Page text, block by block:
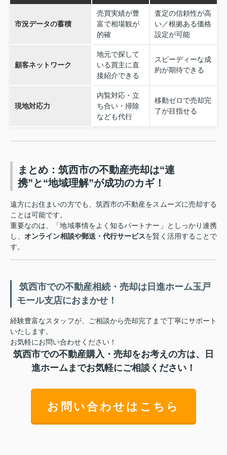
市況データの蓄積
売買実績が豊
富で相場観が
的確
査定の信頼性が高
い／根拠ある価格
設定が可能
顧客ネットワーク
地元で探して
いる買主に直
接紹介できる
スピーディーな成
約が期待できる
現地対応力
内覧対応・立
ち合い・掃除
なども代行
移動ゼロで売却完
了が目指せる
まとめ：筑西市の不動産売却は“連
携”と“地域理解”が成功のカギ！
遠方にお住まいの方でも、筑西市の不動産をスムーズに売却する
ことは可能です。
重要なのは、「地域事情をよく知るパートナー」としっかり連携
し、オンライン相談や郵送・代行サービスを賢く活用することで
す。
筑西市での不動産相続・売却は日進ホーム玉戸
モール支店におまかせ！
経験豊富なスタッフが、ご相談から売却完了まで丁寧にサポート
いたします。
お気軽にお問い合わせください！
筑西市での不動産購入・売却をお考えの方は、日
進ホームまでお気軽にご相談ください！
お問い合わせはこちら